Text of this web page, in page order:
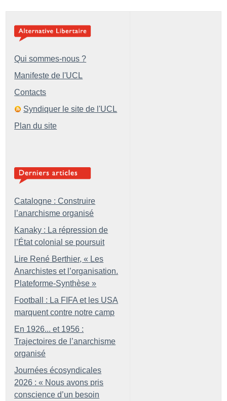
Qui sommes-nous ?
Manifeste de l'UCL
Contacts
Syndiquer le site de l'UCL
Plan du site
Catalogne : Construire
l’anarchisme organisé
Kanaky : La répression de
l’État colonial se poursuit
Lire René Berthier, « Les
Anarchistes et l’organisation.
Plateforme-Synthèse »
Football : La FIFA et les USA
marquent contre notre camp
En 1926... et 1956 :
Trajectoires de l’anarchisme
organisé
Journées écosyndicales
2026 : « Nous avons pris
conscience d’un besoin